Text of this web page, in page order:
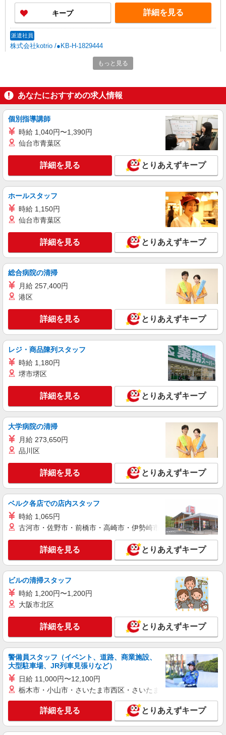
キープ 詳細を見る
派遣社員
株式会社kotrio /●KB-H-1829444
毎日1.1万円＊デイサービス＊運転好きな方大
集合｜西新町駅すぐ
通費全支給(ガソリン代含む)＞
明石市 ≪最寄り駅≫西新町
詳細を見る
派遣社員
株式会社kotrio /●KB-H-2020366
明石駅＊穏やかなデイサービスで生活サポート
のお仕事＊
時給1450円〜2187円 ＜日払い有/週払い有/交
詳細を見る
派遣社員
株式会社kotrio /●KB-H-1855854
西新町＊障がい者通所施設スタッフ大募集！無
資格・未経験歓迎
時給1500円〜2125円 ＜日払い有/週払い有/交
通費全支給(ガソリン代含む)＞
明石市硯町 ほか市内多数
キープ 詳細を見る
派遣社員
株式会社kotrio /●KB-H-1849089
＼未経験OK／高級シニア向け住宅で日常生活
の見守りやお手伝い等
時給1550円〜2187円 ＜日払い有/週払い有/交
詳細を見る
株式会社kotrio /●KB-H-1879515
＜デイサービス/明石駅＞面接なし！最短3日で
時給1550円〜2187円 ＜日払い有/週払い有/交
明石市内 最寄り駅：明石
キープ 詳細を見る
派遣社員
株式会社kotrio /●KB-H-1879514
＜デイサービス/西新町駅＞面接なし！最短3日
で仕事スタート可◎
時給1550円〜2187円 ＜日払い有/週払い有/交
明石市 ≪最寄り駅≫西新町
キープ 詳細を見る
株式会社kotrio /●KB-H-1879435
高級ホテルのような空間＊。明石駅そば▼サ高
もっと見る
あなたにおすすめの求人情報
個別指導講師
時給 1,040円〜1,390円
仙台市青葉区
詳細を見る とりあえずキープ
ホールスタッフ
時給 1,150円
仙台市青葉区
詳細を見る とりあえずキープ
総合病院の清掃
月給 257,400円
港区
詳細を見る とりあえずキープ
レジ・商品陳列スタッフ
時給 1,180円
堺市堺区
詳細を見る とりあえずキープ
大学病院の清掃
月給 273,650円
品川区
詳細を見る とりあえずキープ
ベルク各店での店内スタッフ
時給 1,065円
古河市・佐野市・前橋市・高崎市・伊勢崎市・太田市・館林市
詳細を見る とりあえずキープ
ビルの清掃スタッフ
時給 1,200円〜1,200円
大阪市北区
詳細を見る とりあえずキープ
警備員スタッフ（イベント、道路、商業施設、
大型駐車場、JR列車見張りなど）
日給 11,000円〜12,100円
栃木市・小山市・さいたま市西区・さいたま市岩槻区・久喜市・
詳細を見る とりあえずキープ